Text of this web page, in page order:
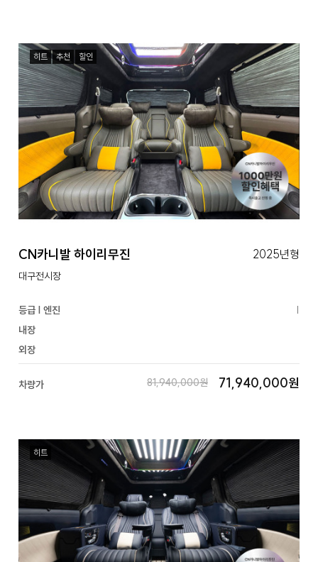
히트 추천 할인
CN카니발 하이리무진 2025년형
대구전시장
등급 | 엔진
|
내장
외장
차량가 81,940,000원 71,940,000원
히트